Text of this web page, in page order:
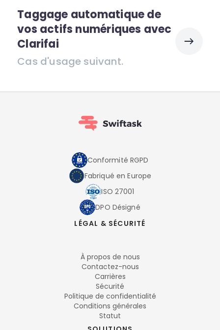
Taggage automatique de
vos actifs numériques avec
Clarifai
Cas d'usage suivant.
Conformité RGPD
Fabriqué en Europe
ISO 27001
DPO Désigné
LÉGAL & SÉCURITÉ
À propos de nous
Contactez-nous
Carrières
Sécurité
Politique de confidentialité
Conditions générales
Statut